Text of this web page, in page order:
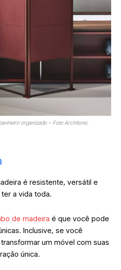
organizado – Foto Architonic
é resistente, versátil e
a vida toda.
de madeira é que você pode
Inclusive, se você
um móvel com suas
única.